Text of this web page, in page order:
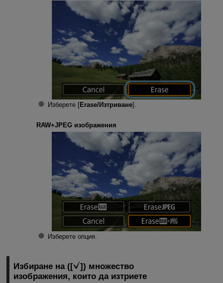
Изберете [Erase/Изтриване].
RAW+JPEG изображения
Изберете опция.
Избиране на ([
]) множество
изображения, които да изтриете